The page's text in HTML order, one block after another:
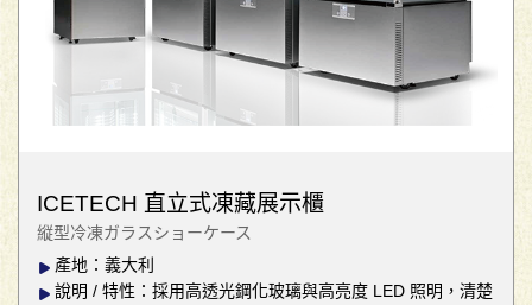
ICETECH 直立式凍藏展示櫃
縦型冷凍ガラスショーケース
產地：義大利
說明 / 特性：採用高透光鋼化玻璃與高亮度 LED 照明，清楚